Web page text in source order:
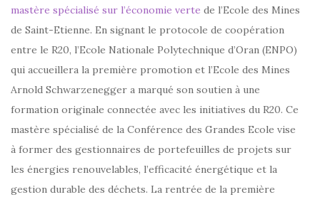
mastère spécialisé sur l’économie verte de l’Ecole des Mines
de Saint-Etienne. En signant le protocole de coopération
entre le R20, l’Ecole Nationale Polytechnique d’Oran (ENPO)
qui accueillera la première promotion et l’Ecole des Mines
Arnold Schwarzenegger a marqué son soutien à une
formation originale connectée avec les initiatives du R20. Ce
mastère spécialisé de la Conférence des Grandes Ecole vise
à former des gestionnaires de portefeuilles de projets sur
les énergies renouvelables, l’efficacité énergétique et la
gestion durable des déchets. La rentrée de la première